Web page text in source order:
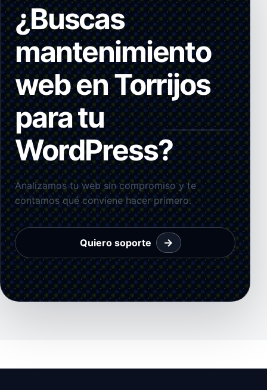
¿Buscas
mantenimiento
web en Torrijos
para tu
WordPress?
Analizamos tu web sin compromiso y te
contamos qué conviene hacer primero.
Quiero soporte →